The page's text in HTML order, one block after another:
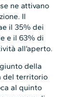
ne attivano
Il
il 35% dei
e il 63% di
all’aperto.
della
del territorio
al quinto